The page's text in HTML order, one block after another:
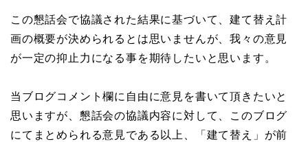
この懇話会で協議された結果に基づいて、建て替え計
画の概要が決められるとは思いませんが、我々の意見
が一定の抑止力になる事を期待したいと思います。
当ブログコメント欄に自由に意見を書いて頂きたいと
思いますが、懇話会の協議内容に対して、このブログ
にてまとめられる意見である以上、「建て替え」が前